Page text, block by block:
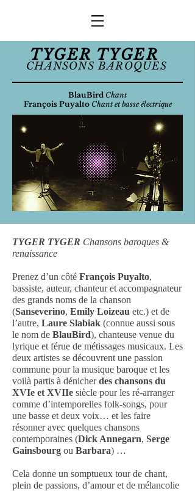
TYGER TYGER
CHANSONS BAROQUES
BlauBird Chant
François Puyalto Chant et basse électrique
TYGER TYGER Chansons baroques &
renaissance
Prenez d’un côté François Puyalto,
bassiste, auteur, chanteur et accompagnateur
des grands noms de la chanson
(Sanseverino, Emily Loizeau etc.) et de
l’autre, Laure Slabiak (connue aussi sous
le nom de BlauBird), chanteuse venue du
lyrique et férue de métissages musicaux. Les
deux artistes se découvrent une passion
commune pour la musique baroque et les
voilà partis à dénicherdes chansons du
XVIe et XVIIe siècle pour les ré-arranger
comme d’intemporelles folk-songs, pour
une basse et deux voix… et les faire
résonner avec quelques chansons
contemporaines (Dick Annegarn, Serge
Gainsbourg ou Barbara) …
Cela donne un somptueux tour de chant,
plein de passions, d’amour et de mélancolie